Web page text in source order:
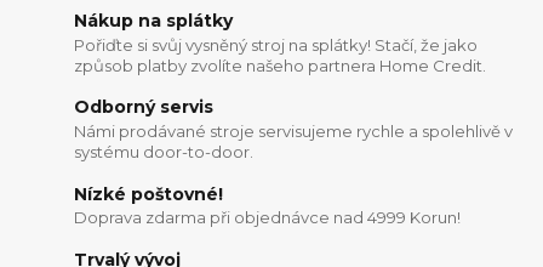
Nákup na splátky
Pořiďte si svůj vysněný stroj na splátky! Stačí, že jako
způsob platby zvolíte našeho partnera Home Credit.
Odborný servis
Námi prodávané stroje servisujeme rychle a spolehlivě v
systému door-to-door.
Nízké poštovné!
Doprava zdarma při objednávce nad 4999 Korun!
Trvalý vývoj